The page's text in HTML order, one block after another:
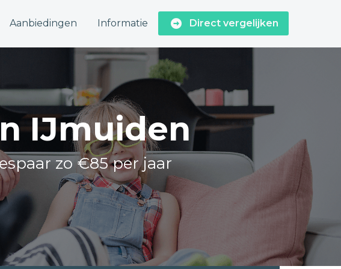
Aanbiedingen Informatie Direct vergelijken
IJmuiden
zo €85 per jaar